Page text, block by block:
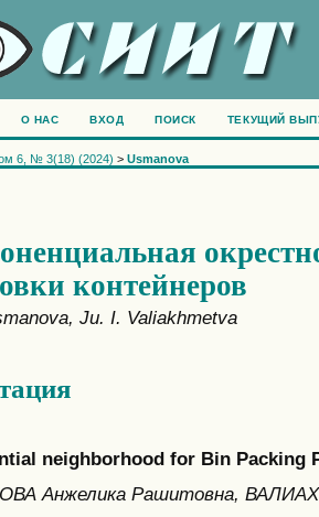
О НАС ВХОД ПОИСК ТЕКУЩИЙ
6, № 3(18) (2024) > Usmanova
контейнеров
Ju. I. Valiakhmetva
neighborhood for Bin Packing
Анжелика Рашитовна,